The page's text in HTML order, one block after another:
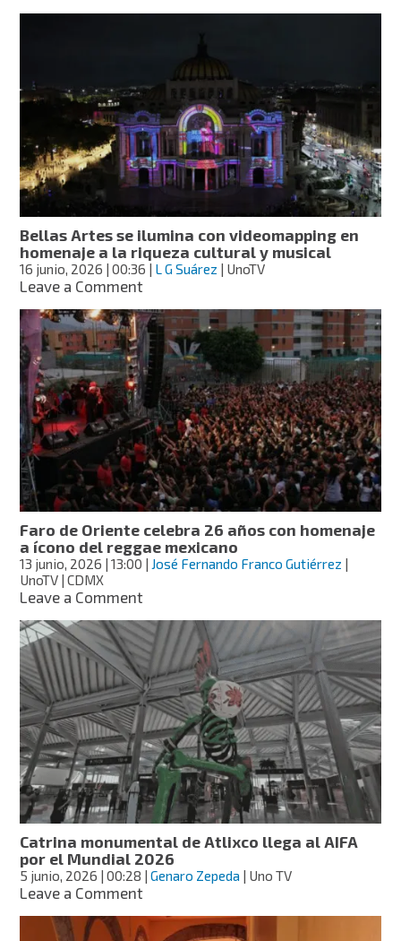
como
embajadora
de
la
paz;
invitan
a
mensajes
de
amor
Bellas Artes se ilumina con videomapping en
homenaje a la riqueza cultural y musical
16 junio, 2026 | 00:36 | L G Suárez | UnoTV
Leave a Commenton
Artes
se
ilumina
con
videomapping
en
homenaje
a
la
riqueza
cultural
y
musical
Faro de Oriente celebra 26 años con homenaje
a ícono del reggae mexicano
13 junio, 2026 | 13:00 José Fernando Franco Gutiérrez
UnoTV | CDMX
Leave a Commenton
de
Oriente
celebra
26
años
con
homenaje
a
ícono
del
reggae
mexicano
Catrina monumental de Atlixco llega al AIFA
por el Mundial 2026
5 junio, 2026 | 00:28 |Genaro Zepeda | Uno TV
Leave a Commenton
monumental